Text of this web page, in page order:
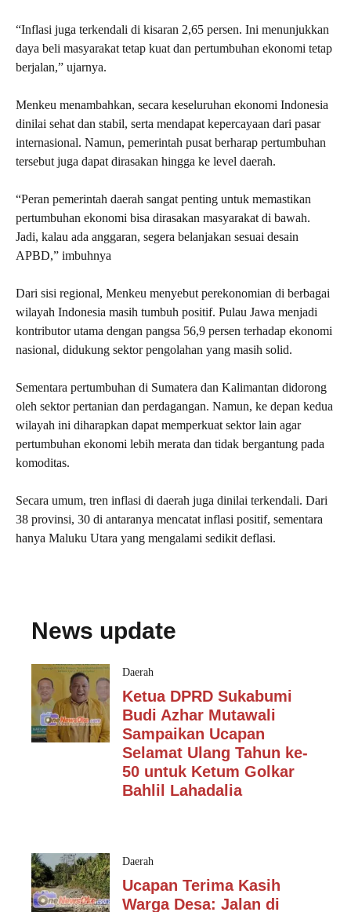
“Inflasi juga terkendali di kisaran 2,65 persen. Ini menunjukkan
daya beli masyarakat tetap kuat dan pertumbuhan ekonomi tetap
berjalan,” ujarnya.
Menkeu menambahkan, secara keseluruhan ekonomi Indonesia
dinilai sehat dan stabil, serta mendapat kepercayaan dari pasar
internasional. Namun, pemerintah pusat berharap pertumbuhan
tersebut juga dapat dirasakan hingga ke level daerah.
“Peran pemerintah daerah sangat penting untuk memastikan
pertumbuhan ekonomi bisa dirasakan masyarakat di bawah.
Jadi, kalau ada anggaran, segera belanjakan sesuai desain
APBD,” imbuhnya
Dari sisi regional, Menkeu menyebut perekonomian di berbagai
wilayah Indonesia masih tumbuh positif. Pulau Jawa menjadi
kontributor utama dengan pangsa 56,9 persen terhadap ekonomi
nasional, didukung sektor pengolahan yang masih solid.
Sementara pertumbuhan di Sumatera dan Kalimantan didorong
oleh sektor pertanian dan perdagangan. Namun, ke depan kedua
wilayah ini diharapkan dapat memperkuat sektor lain agar
pertumbuhan ekonomi lebih merata dan tidak bergantung pada
komoditas.
Secara umum, tren inflasi di daerah juga dinilai terkendali. Dari
38 provinsi, 30 di antaranya mencatat inflasi positif, sementara
hanya Maluku Utara yang mengalami sedikit deflasi.
News update
Daerah
Ketua DPRD Sukabumi
Budi Azhar Mutawali
Sampaikan Ucapan
Selamat Ulang Tahun ke-
50 untuk Ketum Golkar
Bahlil Lahadalia
Daerah
Ucapan Terima Kasih
Warga Desa: Jalan di